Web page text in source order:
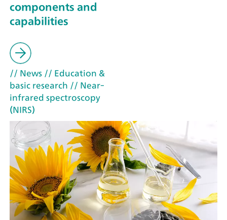
components and
capabilities
// News // Education &
basic research // Near-
infrared spectroscopy
(NIRS)